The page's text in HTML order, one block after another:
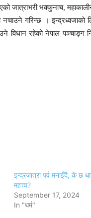
जात्राभरी भक्कुनाच,
नचाउने गरिन्छ ।
विधान रहेको नेपाल पञ्चाङ्ग
इन्द्रजात्रा पर्व मनाइँदै, के छ
महत्त्व?
September 17, 2024
In "धर्म"